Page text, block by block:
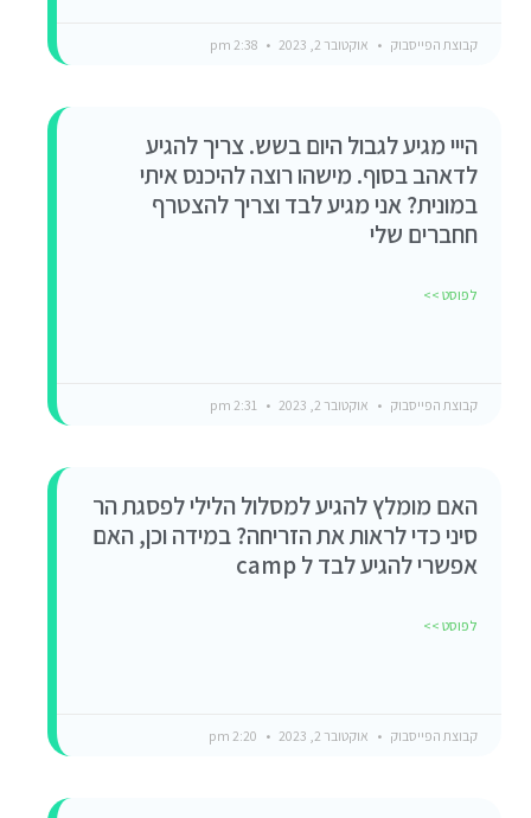
קבוצת הפייסבוק אוקטובר 2, 2023
הייי מגיע לגבול היום בשש. צריך להגיע
לדאהב בסוף. מישהו רוצה להיכנס איתי
במונית? אני מגיע לבד וצריך להצטרף
חחברים שלי
לפוסט >>
קבוצת הפייסבוק אוקטובר 2, 2023
האם מומלץ להגיע למסלול הלילי לפסגת הר
סיני כדי לראות את הזריחה? במידה וכן, האם
אפשרי להגיע לבד ל camp
לפוסט >>
קבוצת הפייסבוק אוקטובר 2, 2023